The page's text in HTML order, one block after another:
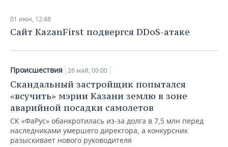
01 июн, 12:48
Сайт KazanFirst подвергся DDoS-атаке
Происшествия 26 май, 00:00
Скандальный застройщик попытался
«всучить» мэрии Казани землю в зоне
аварийной посадки самолетов
СК «ФаРус» обанкротилась из-за долга в 7,5 млн перед
наследниками умершего директора, а конкурсник
разыскивает нового руководителя